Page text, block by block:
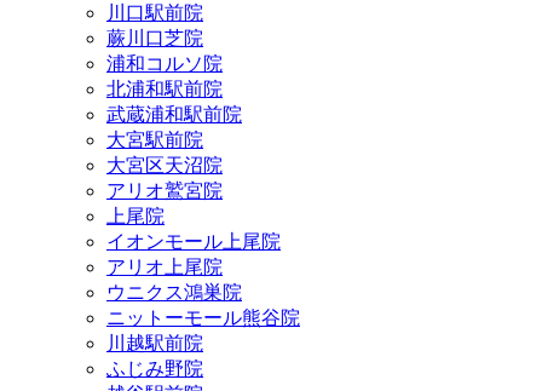
川口駅前院
蕨川口芝院
浦和コルソ院
北浦和駅前院
武蔵浦和駅前院
大宮駅前院
大宮区天沼院
アリオ鷲宮院
上尾院
イオンモール上尾院
アリオ上尾院
ウニクス鴻巣院
ニットーモール熊谷院
川越駅前院
ふじみ野院